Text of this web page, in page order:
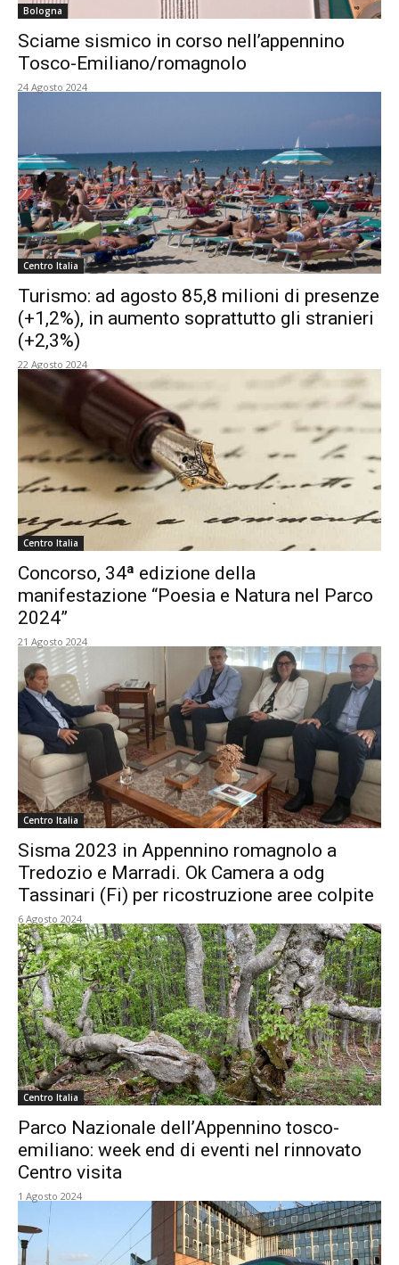
Bologna
Sciame sismico in corso nell’appennino
Tosco-Emiliano/romagnolo
24 Agosto 2024
Centro Italia
Turismo: ad agosto 85,8 milioni di presenze
(+1,2%), in aumento soprattutto gli stranieri
(+2,3%)
22 Agosto 2024
Centro Italia
Concorso, 34ª edizione della
manifestazione “Poesia e Natura nel Parco
2024”
21 Agosto 2024
Centro Italia
Sisma 2023 in Appennino romagnolo a
Tredozio e Marradi. Ok Camera a odg
Tassinari (Fi) per ricostruzione aree colpite
6 Agosto 2024
Centro Italia
Parco Nazionale dell’Appennino tosco-
emiliano: week end di eventi nel rinnovato
Centro visita
1 Agosto 2024